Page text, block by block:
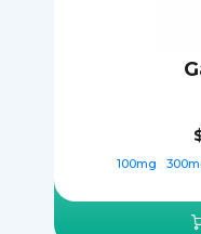
100mg